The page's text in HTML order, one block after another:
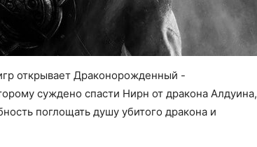
открывает Драконорожденный -
суждено спасти Нирн от дракона Алдуина,
поглощать душу убитого дракона и